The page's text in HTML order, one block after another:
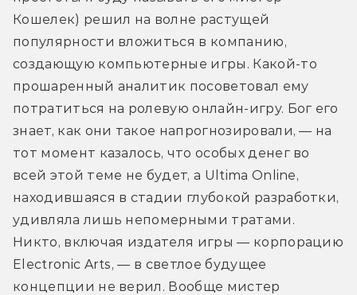
Кошелек) решил на волне растущей
популярности вложиться в компанию,
создающую компьютерные игры. Какой-то
прошаренный аналитик посоветовал ему
потратиться на ролевую онлайн-игру. Бог его
знает, как они такое напрогнозировали, — на
тот момент казалось, что особых денег во
всей этой теме не будет, а Ultima Online,
находившаяся в стадии глубокой разработки,
удивляла лишь непомерными тратами.
Никто, включая издателя игры — корпорацию
Electronic Arts, — в светлое будущее
концепции не верил. Вообще мистер